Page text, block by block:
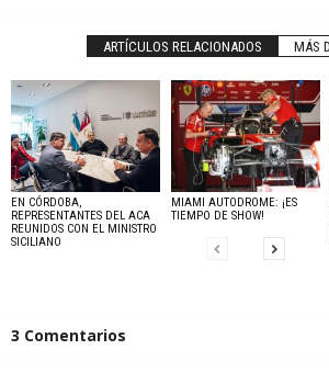
ARTÍCULOS RELACIONADOS MÁS
EN CÓRDOBA,
REPRESENTANTES DEL ACA
REUNIDOS CON EL MINISTRO
SICILIANO
MIAMI AUTODROME: ¡ES
TIEMPO DE SHOW!
3 Comentarios